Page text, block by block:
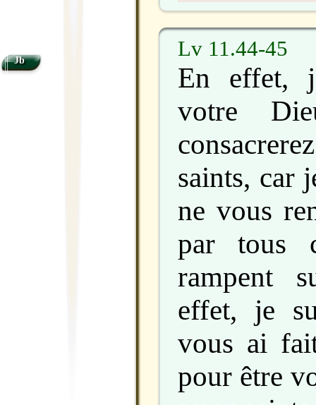
Lv 11.44-45
En effet,
votre
saints, car
ne vous
par tous
rampent
effet, je
vous ai
pour être
Jb